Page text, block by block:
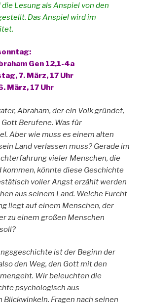
Lesung als Anspiel von den
Das Anspiel wird im
Gen 12,1-4a
7. März, 17 Uhr
März, 17 Uhr
Abraham, der ein Volk gründet,
Berufene. Was für
Aber wie muss es einem alten
Land verlassen muss? Gerade im
vieler Menschen, die
kommen, könnte diese Geschichte
voller Angst erzählt werden
aus seinem Land. Welche Furcht
liegt auf einem Menschen, der
zu einem großen Menschen
ist der Beginn der
den Weg, den Gott mit den
Wir beleuchten die
psychologisch aus
Fragen nach seinen